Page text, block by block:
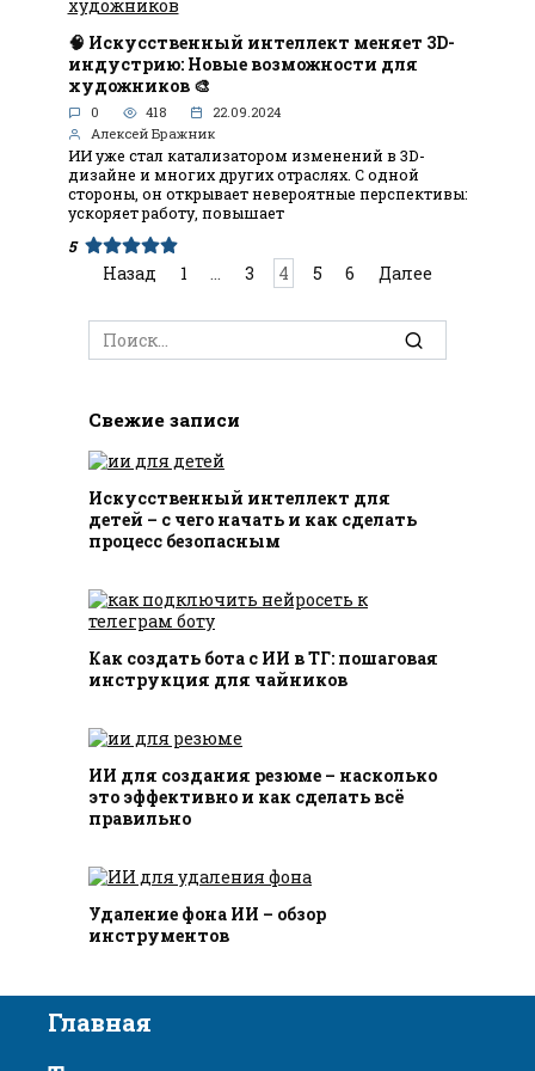
🧠 Искусственный интеллект меняет 3D-
индустрию: Новые возможности для
художников 🎨
0 418
22.09.2024
Алексей Бражник
ИИ уже стал катализатором изменений в 3D-
дизайне и многих других отраслях. С одной
стороны, он открывает невероятные перспективы:
ускоряет работу, повышает
5
ПагинацияНазад 1 … 3 4 5 6 Далее
Search
for:
Свежие записи
Искусственный интеллект для
детей – с чего начать и как сделать
процесс безопасным
Как создать бота с ИИ в ТГ: пошаговая
инструкция для чайников
ИИ для создания резюме – насколько
это эффективно и как сделать всё
правильно
Удаление фона ИИ – обзор
инструментов
Главная